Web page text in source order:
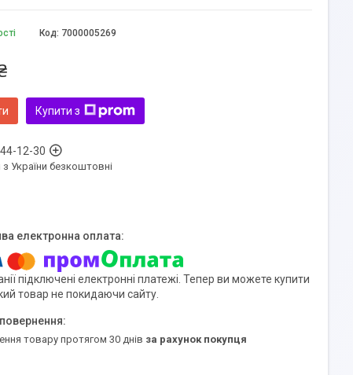
Код: 7000005269
Купити з
12-30
з України безкоштовні
підключені електронні платежі. Тепер ви можете купити
товар не покидаючи сайту.
товару протягом 30 днів за рахунок покупця